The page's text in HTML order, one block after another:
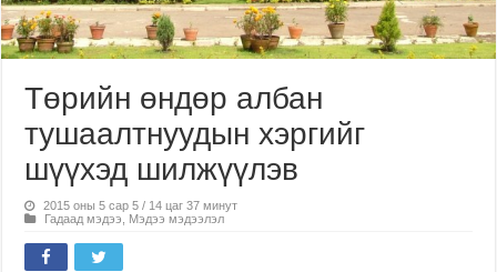
Төрийн өндөр албан
тушаалтнуудын хэргийг
шүүхэд шилжүүлэв
2015 оны 5 сар 5 / 14 цаг 37 минут
Гадаад мэдээ
Мэдээ мэдээлэл